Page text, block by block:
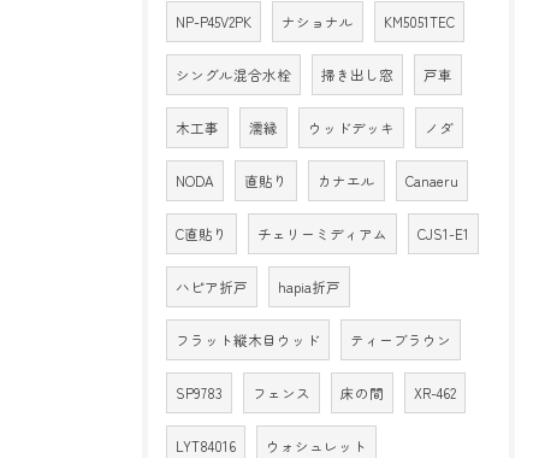
NP-P45V2PK ナショナル KM5051TEC
シングル混合水栓 掃き出し窓 戸車
木工事 濡縁 ウッドデッキ ノダ
NODA 直貼り カナエル Canaeru
C直貼り チェリーミディアム CJS1-E1
ハピア折戸 hapia折戸
フラット縦木目ウッド ティーブラウン
SP9783 フェンス 床の間 XR-462
LYT84016 ウォシュレット